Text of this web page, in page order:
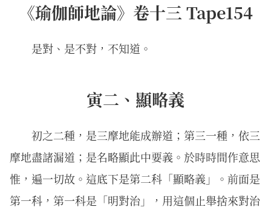
《瑜伽師地論》卷十三 Tape154
是對、是不對，不知道。
寅二、顯略義
初之二種，是三摩地能成辦道；第三一種，依三
摩地盡諸漏道；是名略顯此中要義。於時時間作意思
惟，遍一切故。這底下是第二科「顯略義」。前面是
第一科，第一科是「明對治」，用這個止舉捨來對治